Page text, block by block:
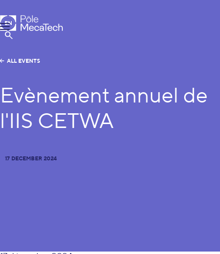
MecaTech
Menu
Show Search
EN
FR
ALL EVENTS
Evènement annuel de
l'IIS CETWA
17 DECEMBER 2024